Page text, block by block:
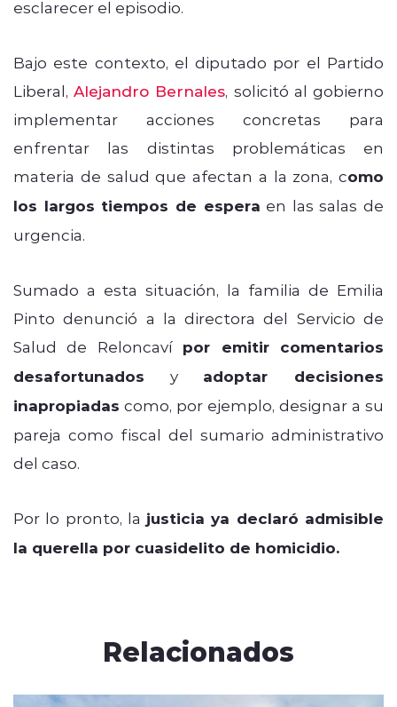
esclarecer el episodio.
Bajo este contexto, el diputado por el Partido
Liberal,Alejandro Bernales, solicitó al gobierno
implementar acciones concretas para
enfrentar las distintas problemáticas en
materia de salud que afectan a la zona, como
los largos tiempos de espera en las salas de
urgencia.
Sumado a esta situación, la familia de Emilia
Pinto denunció a la directora del Servicio de
Salud de Reloncaví por emitir comentarios
desafortunados y adoptar decisiones
inapropiadas como, por ejemplo, designar a su
pareja como fiscal del sumario administrativo
del caso.
Por lo pronto, la justicia ya declaró admisible
la querella por cuasidelito de homicidio.
Relacionados